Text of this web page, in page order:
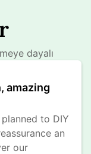
dayalı
amazing
to DIY
an
our